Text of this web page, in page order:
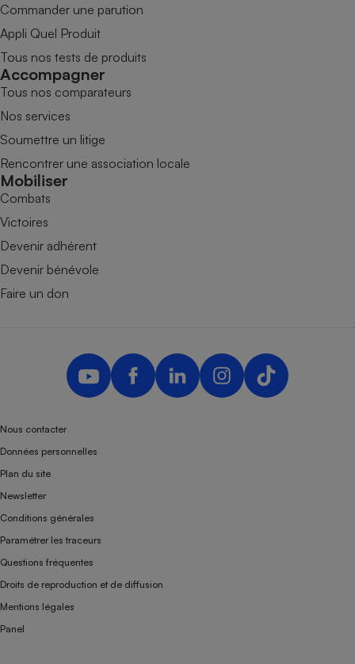
Commander une parution
Appli Quel Produit
Tous nos tests de produits
Accompagner
Tous nos comparateurs
Nos services
Soumettre un litige
Rencontrer une association locale
Mobiliser
Combats
Victoires
Devenir adhérent
Devenir bénévole
Faire un don
Nous contacter
Données personnelles
Plan du site
Newsletter
Conditions générales
Paramétrer les traceurs
Questions fréquentes
Droits de reproduction et de diffusion
Mentions légales
Panel